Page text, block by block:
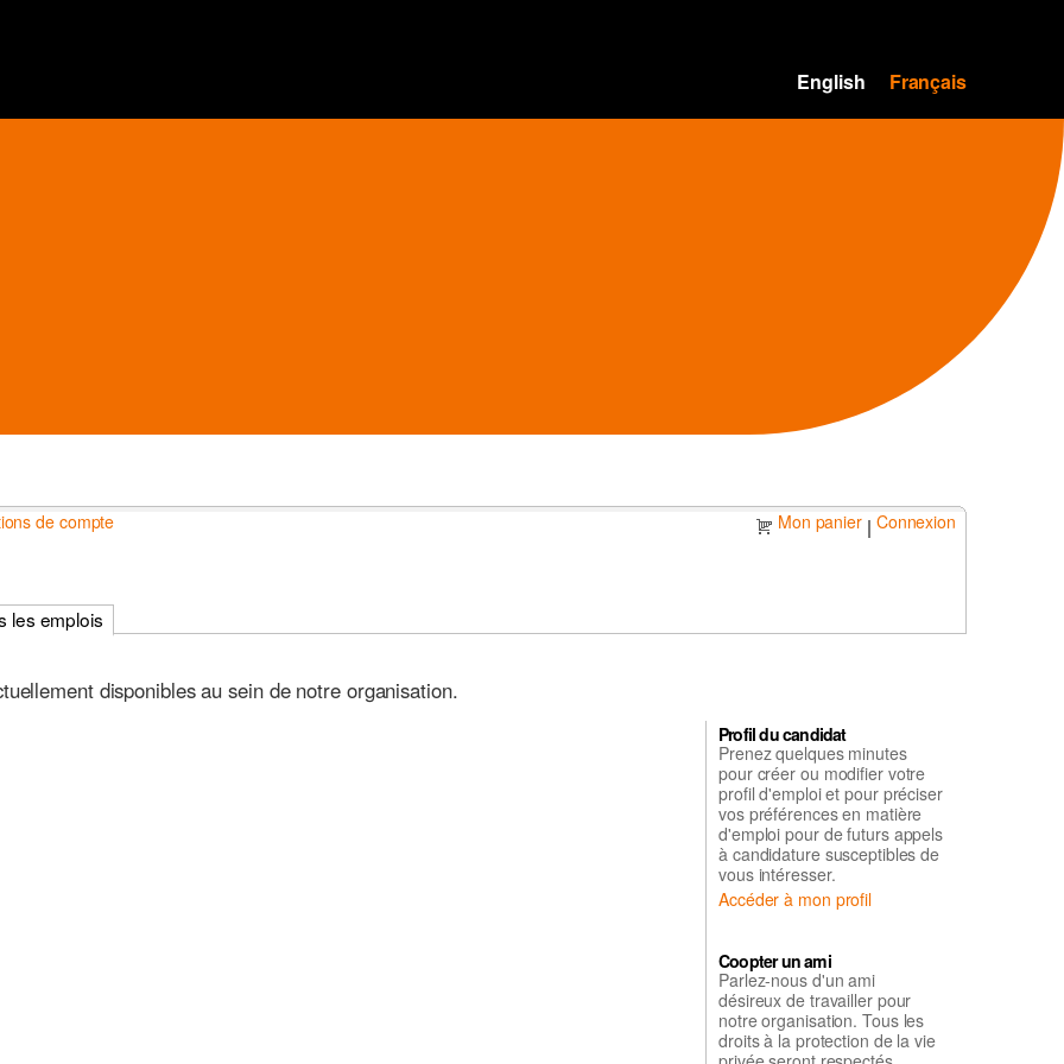
English Français
de compte Mon panier | Connexion
les emplois
disponibles au sein de notre organisation.
Profil du candidat
Prenez quelques minutes
pour créer ou modifier votre
profil d'emploi et pour préciser
vos préférences en matière
d'emploi pour de futurs appels
à candidature susceptibles de
vous intéresser.
Accéder à mon profil
Coopter un ami
Parlez-nous d'un ami
désireux de travailler pour
notre organisation. Tous les
droits à la protection de la vie